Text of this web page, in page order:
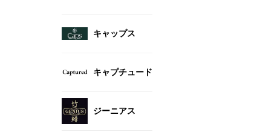
キャップス
キャプチュード
ジーニアス